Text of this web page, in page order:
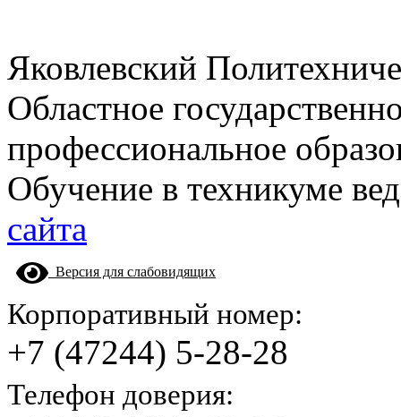
Яковлевский
Областное
профессиональное
Обучение в техникуме
сайта
Версия для слабовидящих
Корпоративный номер:
+7 (47244) 5-28-28
Телефон доверия: